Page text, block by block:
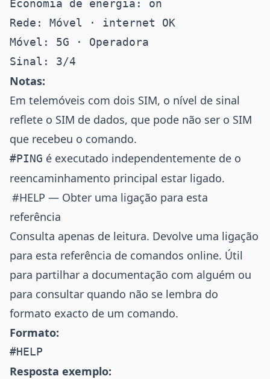
Economia de energia: on
Rede: Móvel · internet OK
Móvel: 5G · Operadora
Notas:
Em telemóveis com dois SIM, o nível de sinal
reflete o SIM de dados, que pode não ser o SIM
que recebeu o comando.
#PING é executado independentemente de o
reencaminhamento principal estar ligado.
#HELP — Obter uma ligação para esta
referência
Consulta apenas de leitura. Devolve uma ligação
para esta referência de comandos online. Útil
para partilhar a documentação com alguém ou
para consultar quando não se lembra do
formato exacto de um comando.
Formato:
Resposta exemplo: